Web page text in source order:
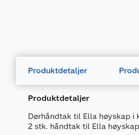
Produktdetaljer
Produktdetaljer
Dørhåndtak til Ella høyskap i
2 stk. håndtak til Ella